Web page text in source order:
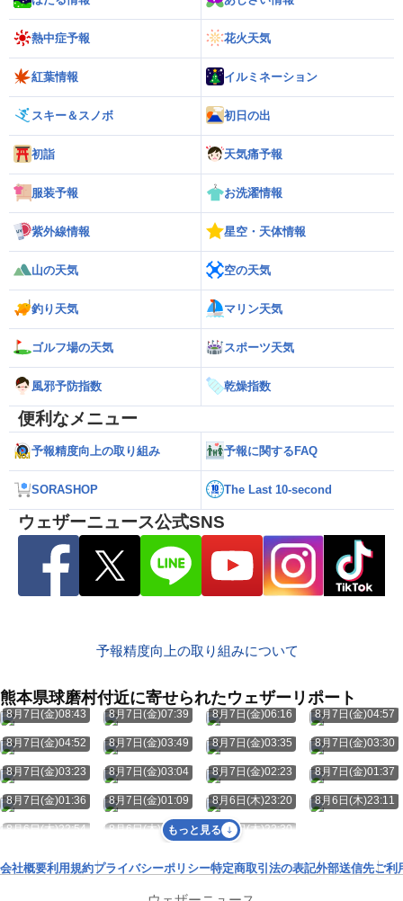
熱中症予報 花火天気
紅葉情報 イルミネーション
スキー＆スノボ 初日の出
初詣 天気痛予報
服装予報 お洗濯情報
紫外線情報 星空・天体情報
山の天気 空の天気
釣り天気 マリン天気
ゴルフ場の天気 スポーツ天気
風邪予防指数 乾燥指数
便利なメニュー
予報精度向上の取り組み 予報に関するFAQ
SORASHOP The Last 10-second
ウェザーニュース公式SNS
予報精度向上の取り組みについて
熊本県球磨村付近に寄せられたウェザーリポート
8月7日(金)08:43 8月7日(金)07:39 8月7日(金)06:16 8月7日(金)04:57
8月7日(金)04:52 8月7日(金)03:49 8月7日(金)03:35 8月7日(金)03:30
8月7日(金)03:23 8月7日(金)03:04 8月7日(金)02:23 8月7日(金)01:37
8月7日(金)01:36 8月7日(金)01:09 8月6日(木)23:20 8月6日(木)23:11
8月6日(木)22:54 8月6日(木)22:54 8月6日(木)22:30
もっと見る
会社概要利用規約プライバシーポリシー特定商取引法の表記外部送信先ご利